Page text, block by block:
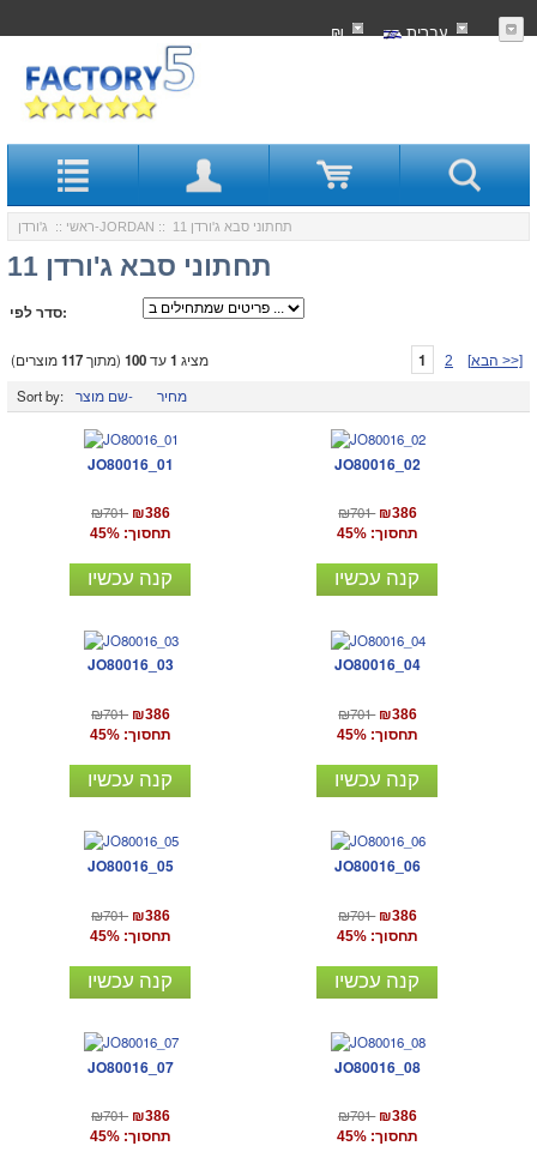
עִברִית ₪
ראשי :: ג'ורדן-JORDAN :: תחתוני סבא ג'ורדן 11
תחתוני סבא ג'ורדן 11
סדר לפי:
מציג 1עד100 (מתוך117מוצרים) 1 2 [הבא >>]
Sort by: שם מוצר- מחיר
JO80016_01
₪701 ₪386
תחסוך: 45%
קנה עכשיו
JO80016_02
₪701 ₪386
תחסוך: 45%
קנה עכשיו
JO80016_03
₪701 ₪386
תחסוך: 45%
קנה עכשיו
JO80016_04
₪701 ₪386
תחסוך: 45%
קנה עכשיו
JO80016_05
₪701 ₪386
תחסוך: 45%
קנה עכשיו
JO80016_06
₪701 ₪386
תחסוך: 45%
קנה עכשיו
JO80016_07
₪701 ₪386
תחסוך: 45%
JO80016_08
₪701 ₪386
תחסוך: 45%